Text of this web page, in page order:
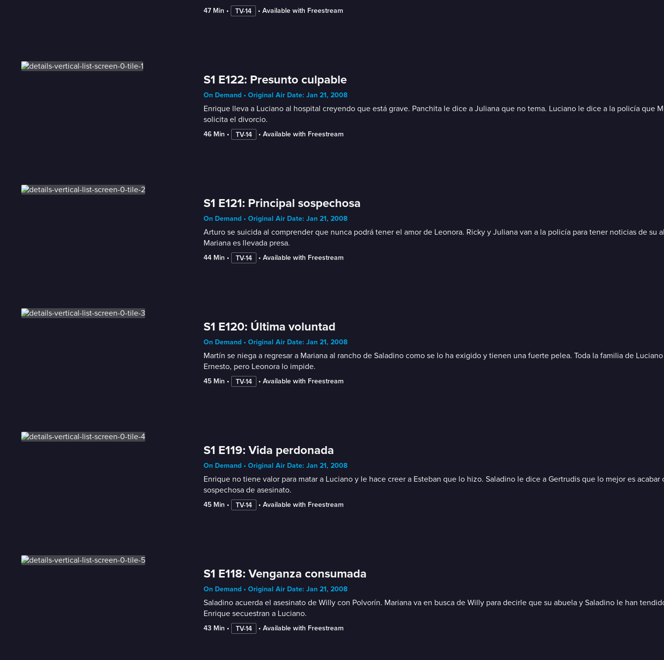
47 Min • TV-14 • Available with Freestream
S1 E122: Presunto culpable
On Demand • Original Air Date: Jan 21, 2008
Enrique lleva a Luciano al hospital creyendo que está grave. Panchita le dice a Juliana que no tema. Luciano le dice a la policía que
solicita el divorcio.
46 Min • TV-14 • Available with Freestream
S1 E121: Principal sospechosa
On Demand • Original Air Date: Jan 21, 2008
Arturo se suicida al comprender que nunca podrá tener el amor de Leonora. Ricky y Juliana van a la policía para tener noticias de
Mariana es llevada presa.
44 Min • TV-14 • Available with Freestream
S1 E120: Última voluntad
On Demand • Original Air Date: Jan 21, 2008
Martín se niega a regresar a Mariana al rancho de Saladino como se lo ha exigido y tienen una fuerte pelea. Toda la familia de
Ernesto, pero Leonora lo impide.
45 Min • TV-14 • Available with Freestream
S1 E119: Vida perdonada
On Demand • Original Air Date: Jan 21, 2008
Enrique no tiene valor para matar a Luciano y le hace creer a Esteban que lo hizo. Saladino le dice a Gertrudis que lo mejor es
sospechosa de asesinato.
45 Min • TV-14 • Available with Freestream
S1 E118: Venganza consumada
On Demand • Original Air Date: Jan 21, 2008
Saladino acuerda el asesinato de Willy con Polvorín. Mariana va en busca de Willy para decirle que su abuela y Saladino le han
Enrique secuestran a Luciano.
43 Min • TV-14 • Available with Freestream